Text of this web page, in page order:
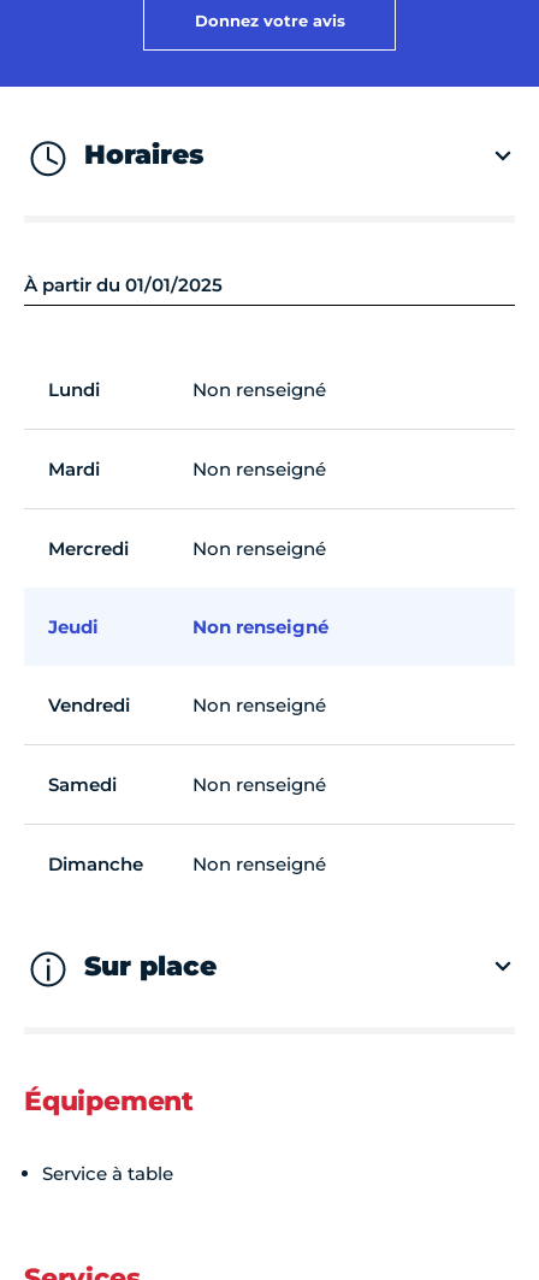
Donnez votre avis
Horaires
À partir du 01/01/2025
Lundi Non renseigné
Mardi Non renseigné
Mercredi Non renseigné
Jeudi Non renseigné
Vendredi Non renseigné
Samedi Non renseigné
Dimanche Non renseigné
Sur place
Équipement
Service à table